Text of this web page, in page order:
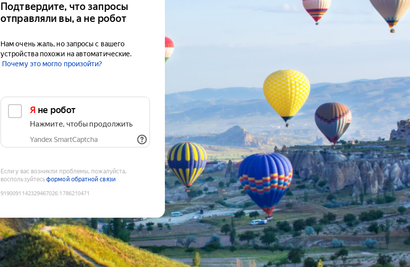
Подтвердите, что запросы
отправляли вы, а не робот
Нам очень жаль, но запросы с вашего
устройства похожи на автоматические.
Почему это могло произойти?
Я не робот
Нажмите, чтобы продолжить
Yandex SmartCaptcha
Если у вас возникли проблемы, пожалуйста,
воспользуйтесьформой обратной связи
9190091142329467026:1786210471